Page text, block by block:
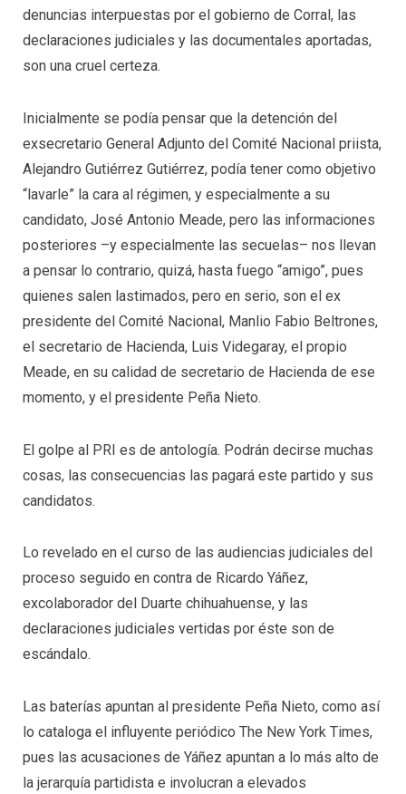
denuncias interpuestas por el gobierno de Corral, las
declaraciones judiciales y las documentales aportadas,
son una cruel certeza.
Inicialmente se podía pensar que la detención del
exsecretario General Adjunto del Comité Nacional priista,
Alejandro Gutiérrez Gutiérrez, podía tener como objetivo
“lavarle” la cara al régimen, y especialmente a su
candidato, José Antonio Meade, pero las informaciones
posteriores –y especialmente las secuelas– nos llevan
a pensar lo contrario, quizá, hasta fuego “amigo”, pues
quienes salen lastimados, pero en serio, son el ex
presidente del Comité Nacional, Manlio Fabio Beltrones,
el secretario de Hacienda, Luis Videgaray, el propio
Meade, en su calidad de secretario de Hacienda de ese
momento, y el presidente Peña Nieto.
El golpe al PRI es de antología. Podrán decirse muchas
cosas, las consecuencias las pagará este partido y sus
candidatos.
Lo revelado en el curso de las audiencias judiciales del
proceso seguido en contra de Ricardo Yáñez,
excolaborador del Duarte chihuahuense, y las
declaraciones judiciales vertidas por éste son de
escándalo.
Las baterías apuntan al presidente Peña Nieto, como así
lo cataloga el influyente periódico The New York Times,
pues las acusaciones de Yáñez apuntan a lo más alto de
la jerarquía partidista e involucran a elevados